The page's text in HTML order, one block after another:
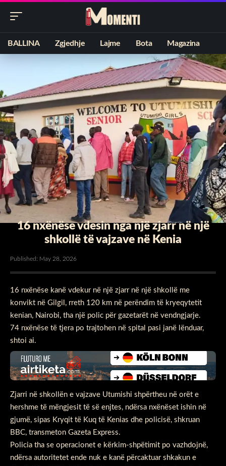
BALLINA Zgjedhje Lajme Bota Magazina
16 nxënëse vdesin nga një zjarr në një
shkollë të vajzave në Kenia
Published: May 28, 2026
16 nxënëse kanë vdekur në një zjarr në një shkollë me
konvikt në Gilgil, rreth 120 km në perëndim të kryeqytetit
kenian, Nairobi, tha një polic për gazetarët në vendngjarje.
74 nxënëse të tjera po trajtohen në spital pasi janë lënduar,
shtoi ai.
Zjarri në shkollën e vajzave Utumishi shpërtheu në orët e
hershme të mëngjesit të së enjtes, ndërsa nxënëset ishin në
gjumë, sipas Kryqit të Kuq të Kenias dhe policisë, shkruan
BBC, transmeton Gazeta Express.
Policia tha se operacionet e kërkim-shpëtimit po vazhdojnë,
ndërsa autoritetet ende nuk e kanë përcaktuar shkakun e